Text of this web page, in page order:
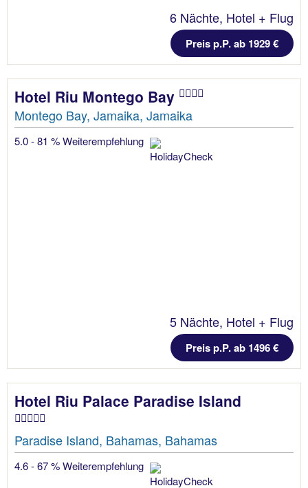
6 Nächte, Hotel + Flug
Preis p.P. ab 1929 €
Hotel Riu Montego Bay
Montego Bay, Jamaika, Jamaika
5.0 - 81 % Weiterempfehlung
5 Nächte, Hotel + Flug
Preis p.P. ab 1496 €
Hotel Riu Palace Paradise Island
Paradise Island, Bahamas, Bahamas
4.6 - 67 % Weiterempfehlung